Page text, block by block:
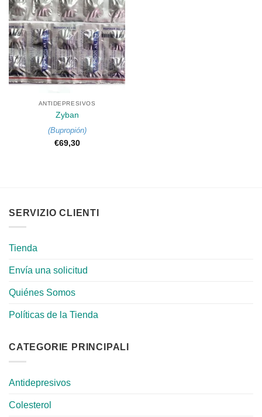
ANTIDEPRESIVOS
Zyban
(Bupropión)
€69,30
SERVIZIO CLIENTI
Tienda
Envía una solicitud
Quiénes Somos
Políticas de la Tienda
CATEGORIE PRINCIPALI
Antidepresivos
Colesterol